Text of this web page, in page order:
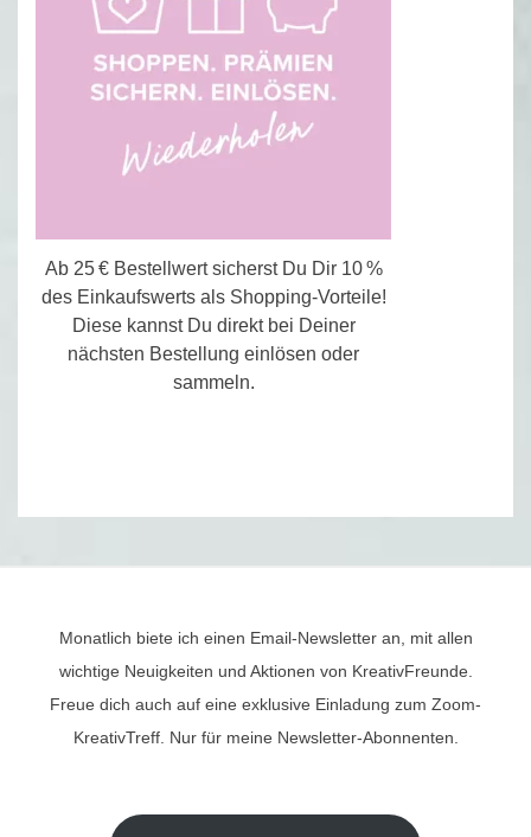
Ab 25 € Bestellwert sicherst Du Dir 10 %
des Einkaufswerts als Shopping-Vorteile!
Diese kannst Du direkt bei Deiner
nächsten Bestellung einlösen oder
sammeln.
Monatlich biete ich einen Email-Newsletter an, mit allen
wichtige Neuigkeiten und Aktionen von KreativFreunde.
Freue dich auch auf eine exklusive Einladung zum Zoom-
KreativTreff. Nur für meine Newsletter-Abonnenten.